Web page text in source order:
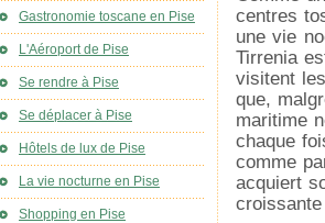
centres
une vie
Tirrenia
visitent
que,
maritime
chaque
comme
acquiert
croissante
Gastronomie toscane en Pise
L'Aéroport de Pise
Se rendre à Pise
Se déplacer à Pise
Hôtels de lux de Pise
La vie nocturne en Pise
Shopping en Pise